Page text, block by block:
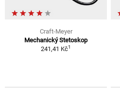
Craft-Meyer
Mechanický Stetoskop
241,41 Kč1